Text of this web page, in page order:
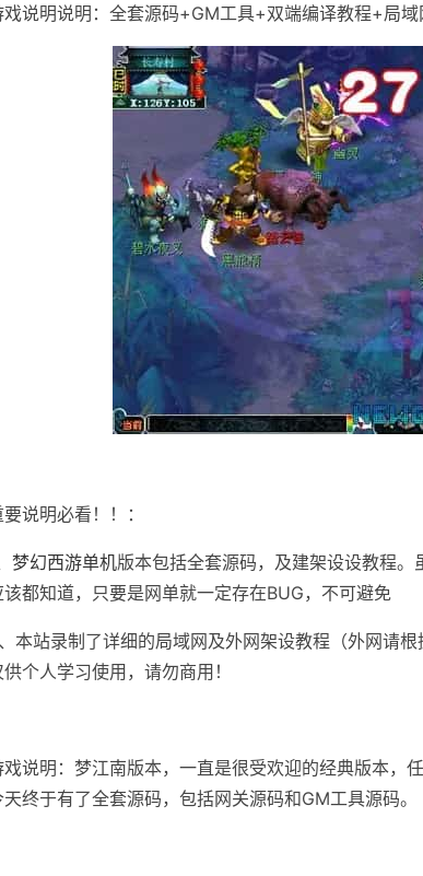
戏说明说明：全套源码+GM工具+双端编译教程+局
要说明必看！！：
梦幻西游单机版本包括全套源码，及建架设设教程
该都知道，只要是网单就一定存在BUG，不可避免
本站录制了详细的局域网及外网架设教程（外网请
个人学习使用，请勿商用！
戏说明：梦江南版本，一直是很受欢迎的经典版本，
天终于有了全套源码，包括网关源码和GM工具源码。